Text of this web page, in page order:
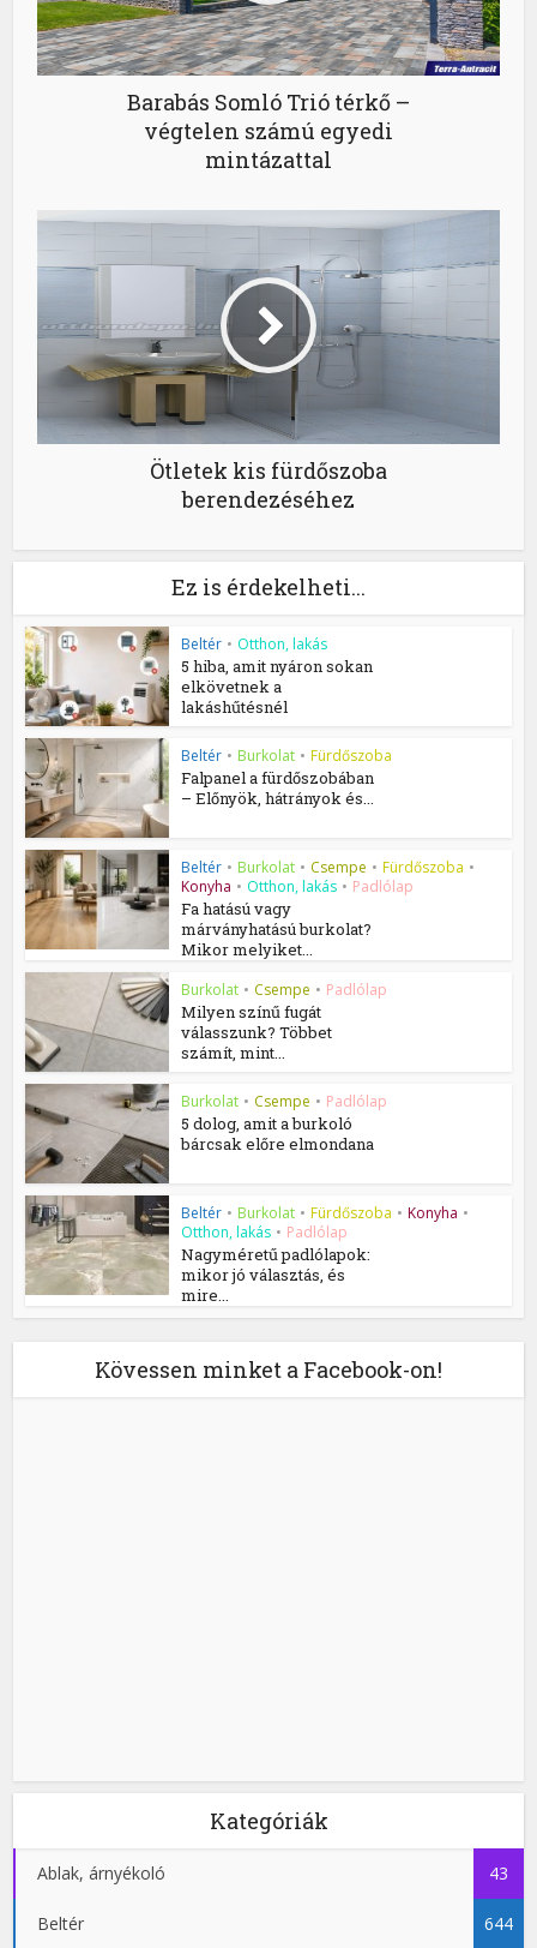
Barabás Somló Trió térkő –
végtelen számú egyedi
mintázattal
Ötletek kis fürdőszoba
berendezéséhez
Ez is érdekelheti...
Beltér • Otthon, lakás
5 hiba, amit nyáron sokan
elkövetnek a
lakáshűtésnél
Beltér • Burkolat • Fürdőszoba
Falpanel a fürdőszobában
– Előnyök, hátrányok és...
Beltér • Burkolat • Csempe • Fürdőszoba •
Konyha • Otthon, lakás • Padlólap
Fa hatású vagy
márványhatású burkolat?
Mikor melyiket...
Burkolat • Csempe • Padlólap
Milyen színű fugát
válasszunk? Többet
számít, mint...
Burkolat • Csempe • Padlólap
5 dolog, amit a burkoló
bárcsak előre elmondana
Beltér • Burkolat • Fürdőszoba • Konyha •
Otthon, lakás • Padlólap
Nagyméretű padlólapok:
mikor jó választás, és
mire...
Kövessen minket a Facebook-on!
Kategóriák
Ablak, árnyékoló 43
Beltér 644